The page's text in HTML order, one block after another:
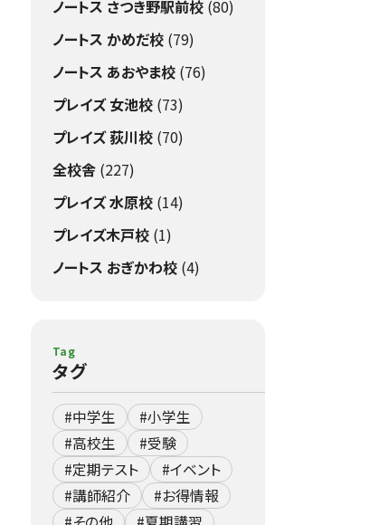
ノートス さつき野駅前校(80)
ノートス かめだ校(79)
ノートス あおやま校(76)
プレイズ 女池校(73)
プレイズ 荻川校(70)
全校舎(227)
プレイズ 水原校(14)
プレイズ木戸校(1)
ノートス おぎかわ校(4)
Tag
タグ
#中学生
#小学生
#高校生
#受験
#定期テスト
#イベント
#講師紹介
#お得情報